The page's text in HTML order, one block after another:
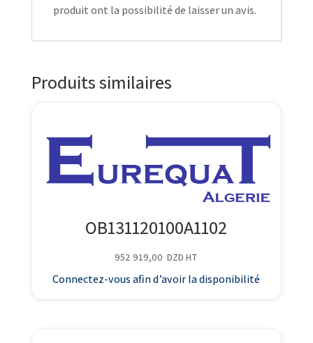
produit ont la possibilité de laisser un avis.
Produits similaires
OB131120100A1102
952 919,00 DZD HT
Connectez-vous afin d’avoir la disponibilité